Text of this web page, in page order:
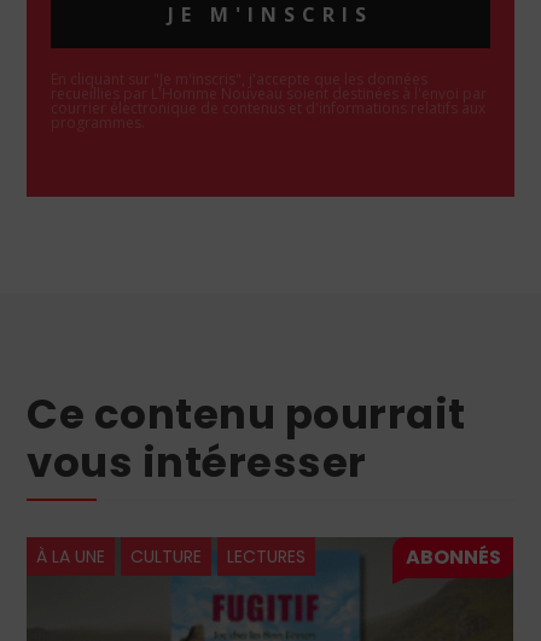
JE M'INSCRIS
En cliquant sur "Je m'inscris", j'accepte que les données
recueillies par L'Homme Nouveau soient destinées à l'envoi par
courrier électronique de contenus et d'informations relatifs aux
programmes.
Ce contenu pourrait
vous intéresser
À LA UNE CULTURE LECTURES